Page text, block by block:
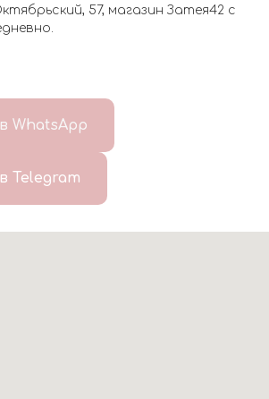
57, магазин Затея42 с
WhatsApp
Telegram